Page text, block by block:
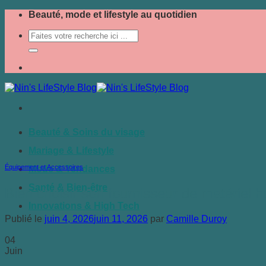
Passer
contenu
Beauté, mode et lifestyle au quotidien
Beauté & Soins du visage
Mariage & Lifestyle
Mode & Tendances
Santé & Bien-être
Innovations & High Tech
Équipement et Accessoires
Bien choisir son fournisseur de matériel
Publié le juin 4, 2026juin 11, 2026 par Camille Duroy
04
Juin